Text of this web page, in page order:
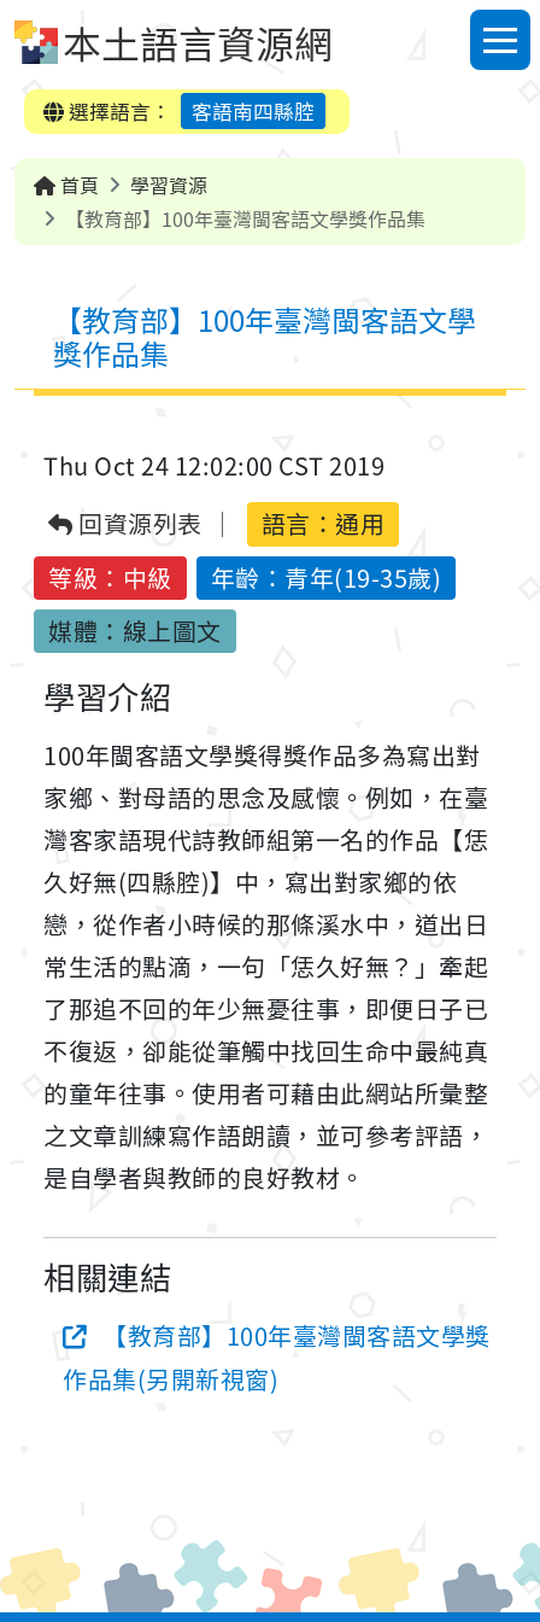
本土語言資源網
選單
選擇語言：
客語南四縣腔
首頁
學習資源
【教育部】100年臺灣閩客語文學獎作品集
【教育部】100年臺灣閩客語文學
獎作品集
Thu Oct 24 12:02:00 CST 2019
回資源列表
語言： 通用
等級：中級
年齡：青年(19-35歲)
媒體：線上圖文
學習介紹
100年閩客語文學獎得獎作品多為寫出對
家鄉、對母語的思念及感懷。例如，在臺
灣客家語現代詩教師組第一名的作品【恁
久好無(四縣腔)】中，寫出對家鄉的依
戀，從作者小時候的那條溪水中，道出日
常生活的點滴，一句「恁久好無？」牽起
了那追不回的年少無憂往事，即便日子已
不復返，卻能從筆觸中找回生命中最純真
的童年往事。使用者可藉由此網站所彙整
之文章訓練寫作語朗讀，並可參考評語，
是自學者與教師的良好教材。
相關連結
【教育部】100年臺灣閩客語文學獎
作品集(另開新視窗)